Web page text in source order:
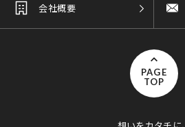
会社概要
PAGE
TOP